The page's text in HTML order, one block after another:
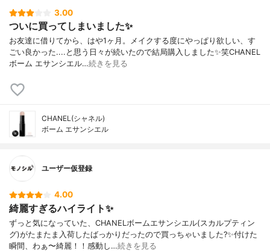
3.00
ついに買ってしまいました✨
お友達に借りてから、はや1ヶ月。メイクする度にやっぱり欲しい、す
ごい良かった....と思う日々が続いたので結局購入しました✨笑CHANEL
ボーム エサンシエル…続きを見る
CHANEL(シャネル)
ボーム エサンシエル
ユーザー仮登録
4.00
綺麗すぎるハイライト✨
ずっと気になっていた、CHANELボームエサンシエル(スカルプティン
グ)がたまたま入荷したばっかりだったので買っちゃいました?✨付けた
瞬間、わぁ〜綺麗！！感動し…続きを見る